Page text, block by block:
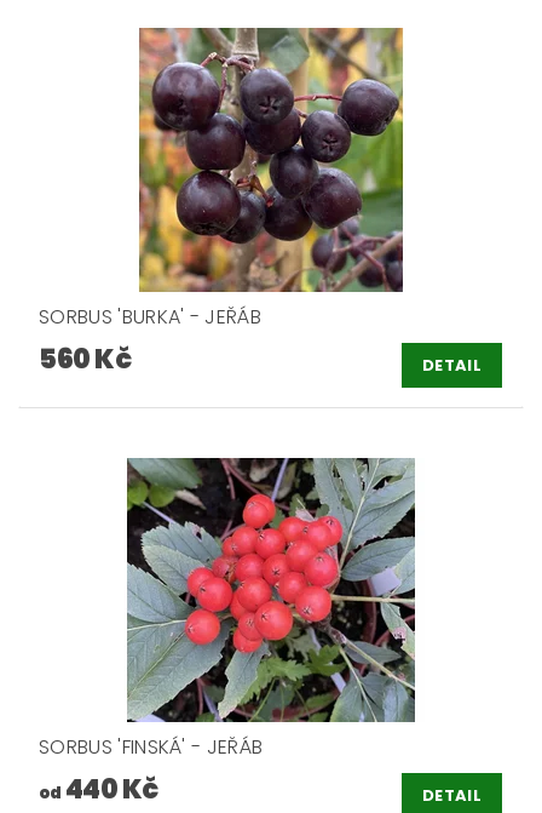
SORBUS 'BURKA' - JEŘÁB
560 Kč DETAIL
SORBUS 'FINSKÁ' - JEŘÁB
od 440 Kč DETAIL